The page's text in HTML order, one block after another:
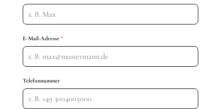
E-Mail-Adresse *
Telefonnummer